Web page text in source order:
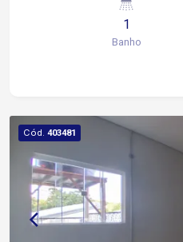
fácil acesso à Avenida
São Paulo, próxima ao
ao Terminal São Paulo. Sobre o imóvel: 1 sala 1
escritórios, consultórios,
de negócios. Agende uma visita e aproveite esta
oportunidade para
localização estratégica!
1
Banho
Cód. 403481